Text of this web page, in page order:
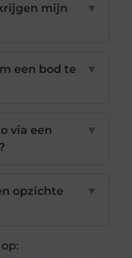
mijn
▼
een bod te
▼
via een
▼
opzichte
▼